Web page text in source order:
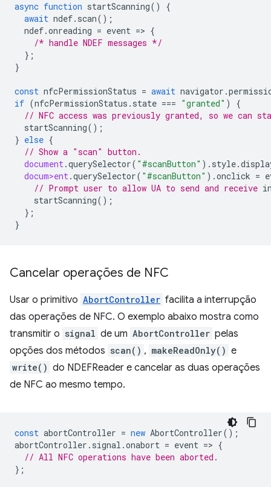
async function startScanning()
{
await ndef. scan();
ndef.onreading = event => {
/* handle NDEF messages */
};
}
const nfcPermissionStatus = await navigator .
if (nfcPermissionStatus . state === "granted" )
{
// NFC access was previously granted, so we can
startScanning();
} else {
// Show a "scan" button.
document.querySelector( "#scanButton" ). style.
docum>ent.querySelector( "#scanButton" ).onclick =
// Prompt user to allow UA to send and receive
startScanning();
};
}
Cancelar operações de NFC
Usar o primitivo AbortController facilita a interrupção
das operações de NFC. O exemplo abaixo mostra como
transmitir o signal de um AbortController pelas
opções dos métodos scan() , makeReadOnly() e
write() do NDEFReader e cancelar as duas operações
de NFC ao mesmo tempo.
const abortController = new AbortController();
abortController . signal .onabort = event => {
// All NFC operations have been aborted.
};